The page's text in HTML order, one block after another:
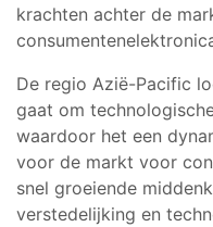
krachten achter de
De regio Azië-Pacific
gaat om
waardoor het een
voor de markt voor
snel groeiende
verstedelijking en